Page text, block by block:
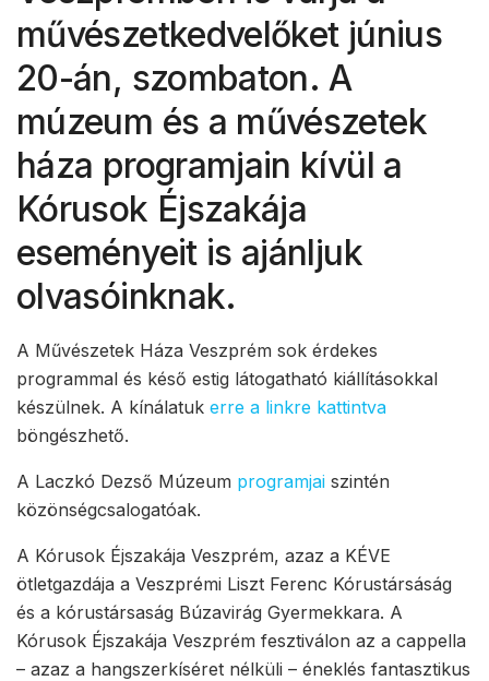
művészetkedvelőket június
20-án, szombaton. A
múzeum és a művészetek
háza programjain kívül a
Kórusok Éjszakája
eseményeit is ajánljuk
olvasóinknak.
A Művészetek Háza Veszprém sok érdekes
programmal és késő estig látogatható kiállításokkal
készülnek. A kínálatuk erre a linkre kattintva
böngészhető.
A Laczkó Dezső Múzeum programjai szintén
közönségcsalogatóak.
A Kórusok Éjszakája Veszprém, azaz a KÉVE
ötletgazdája a Veszprémi Liszt Ferenc Kórustársáság
és a kórustársaság Búzavirág Gyermekkara. A
Kórusok Éjszakája Veszprém fesztiválon az a cappella
– azaz a hangszerkíséret nélküli – éneklés fantasztikus